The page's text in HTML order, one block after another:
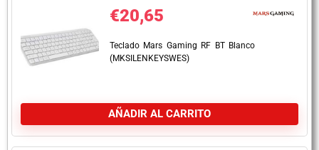
€20,65
Teclado Mars Gaming RF BT Blanco
(MKSILENKEYSWES)
AÑADIR AL CARRITO